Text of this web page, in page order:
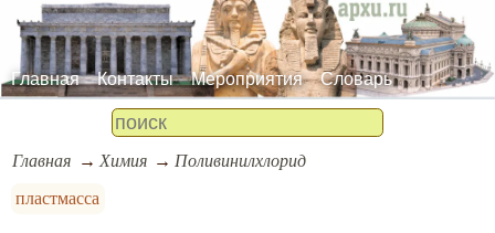
Главная Контакты Мероприятия Словарь
Главная Химия
Поливинилхлорид
пластмасса